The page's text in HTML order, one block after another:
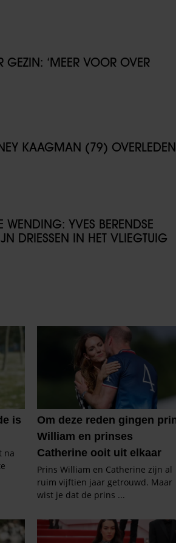
‘MEER VOOR OVER
KAAGMAN (79) OVERLEDEN
WENDING: YVES BERENDSE
DRIESSEN IN HET VLIEGTUIG